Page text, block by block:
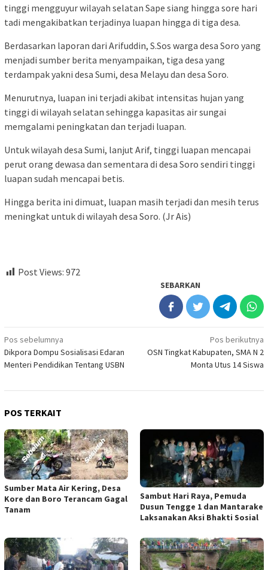
tinggi mengguyur wilayah selatan Sape siang hingga sore hari
tadi mengakibatkan terjadinya luapan hingga di tiga desa.
Berdasarkan laporan dari Arifuddin, S.Sos warga desa Soro yang
menjadi sumber berita menyampaikan, tiga desa yang
terdampak yakni desa Sumi, desa Melayu dan desa Soro.
Menurutnya, luapan ini terjadi akibat intensitas hujan yang
tinggi di wilayah selatan sehingga kapasitas air sungai
memgalami peningkatan dan terjadi luapan.
Untuk wilayah desa Sumi, lanjut Arif, tinggi luapan mencapai
perut orang dewasa dan sementara di desa Soro sendiri tinggi
luapan sudah mencapai betis.
Hingga berita ini dimuat, luapan masih terjadi dan mesih terus
meningkat untuk di wilayah desa Soro. (Jr Ais)
Post Views: 972
SEBARKAN
Navigasi
pos
Pos sebelumnya
Dikpora Dompu Sosialisasi Edaran
Menteri Pendidikan Tentang USBN
Pos berikutnya
OSN Tingkat Kabupaten, SMA N 2
Monta Utus 14 Siswa
POS TERKAIT
Sumber Mata Air Kering, Desa
Kore dan Boro Terancam Gagal
Tanam
Sambut Hari Raya, Pemuda
Dusun Tengge 1 dan Mantarake
Laksanakan Aksi Bhakti Sosial